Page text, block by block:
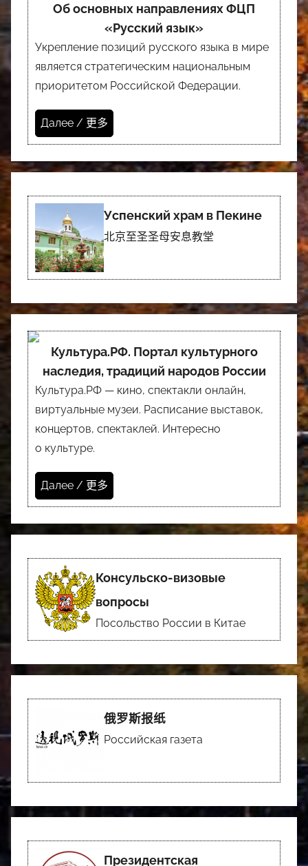
Об основных направлениях ФЦП
«Русский язык»
Укрепление позиций русского языка в мире
является стратегическим национальным
приоритетом Российской Федерации.
Далее / 更多
Успенский храм в Пекине
北京至圣圣母安息教堂
Культура.РФ. Портал культурного
наследия, традиций народов России
Культура.РФ — кино, спектакли онлайн,
виртуальные музеи. Расписание выставок,
концертов, спектаклей. Интересно
о культуре.
Далее / 更多
Консульско-визовые
вопросы
Посольство России в Китае
俄罗斯报纸
Российская газета
Президентская